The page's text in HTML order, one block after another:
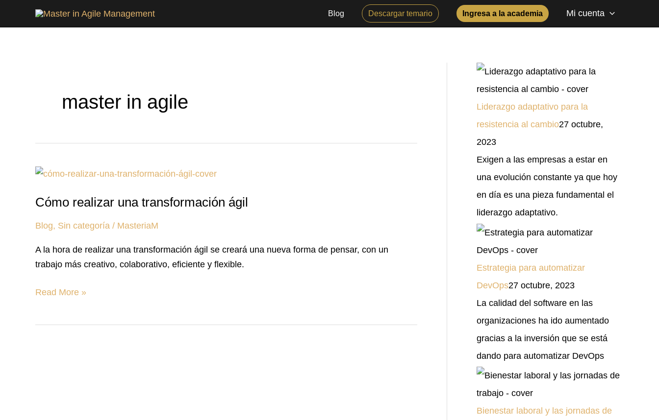
Blog Descargar temario Ingresa a la academia Mi cuenta
master in agile
Cómo realizar una transformación ágil
Blog, Sin categoría / MasteriaM
A la hora de realizar una transformación ágil se creará una nueva forma de pensar, con un
trabajo más creativo, colaborativo, eficiente y flexible.
Cómo
una
ágil
Read More »
Liderazgo adaptativo para la
resistencia al cambio27 octubre,
2023
Exigen a las empresas a estar en
una evolución constante ya que hoy
en día es una pieza fundamental el
liderazgo adaptativo.
Estrategia para automatizar
DevOps27 octubre, 2023
La calidad del software en las
organizaciones ha ido aumentado
gracias a la inversión que se está
dando para automatizar DevOps
Bienestar laboral y las jornadas de